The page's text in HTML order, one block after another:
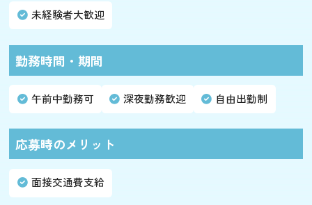
未経験者大歓迎
勤務時間・期間
午前中勤務可 深夜勤務歓迎 自由出勤制
応募時のメリット
面接交通費支給